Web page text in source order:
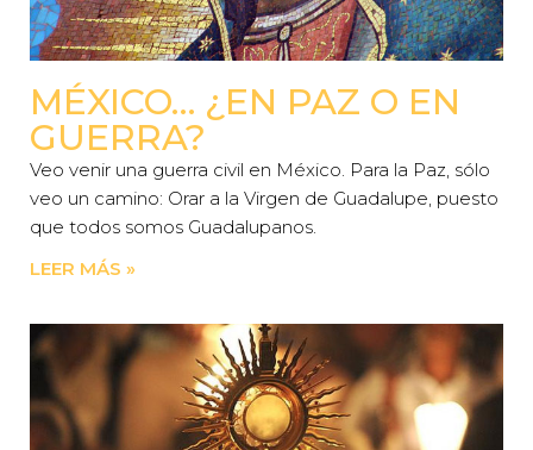
MÉXICO… ¿EN PAZ O EN
GUERRA?
Veo venir una guerra civil en México. Para la Paz, sólo
veo un camino: Orar a la Virgen de Guadalupe, puesto
que todos somos Guadalupanos.
LEER MÁS »